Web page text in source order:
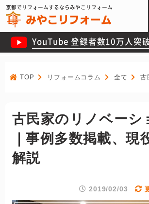
京都でリフォームするならみやこリフォーム
YouTube 登録者数10万人突
TOP リフォームコラム 全て 古
古民家のリノベーシ
｜事例多数掲載、現
解説
2019/02/03